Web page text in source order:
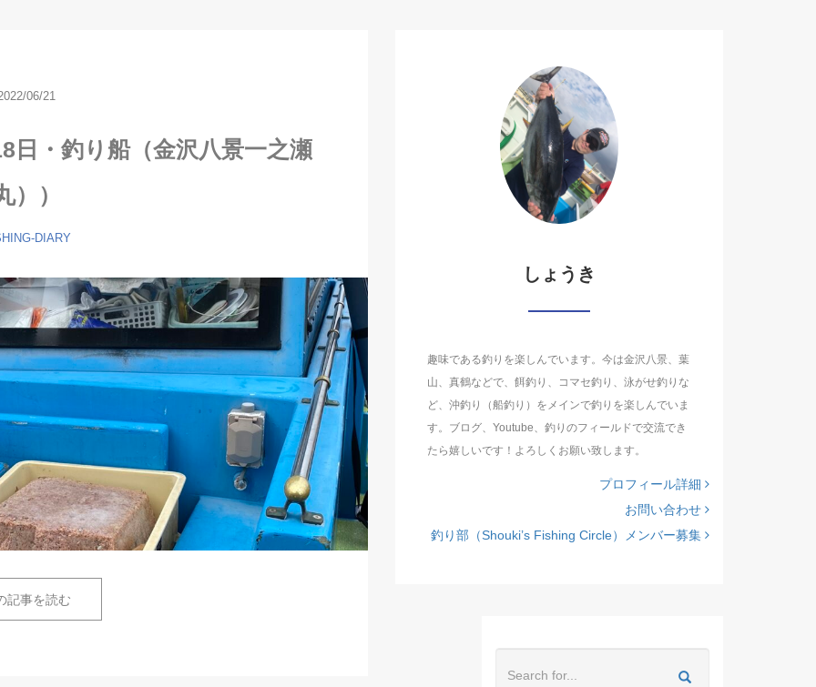
06/21
日・釣り船（金沢八景一之瀬
））
DIARY
記事を読む
しょうき
趣味である釣りを楽しんでいます。今は金沢八景、葉
山、真鶴などで、餌釣り、コマセ釣り、泳がせ釣りな
ど、沖釣り（船釣り）をメインで釣りを楽しんでいま
す。ブログ、Youtube、釣りのフィールドで交流でき
たら嬉しいです！よろしくお願い致します。
プロフィール詳細
お問い合わせ
釣り部（Shouki’s Fishing Circle）メンバー募集